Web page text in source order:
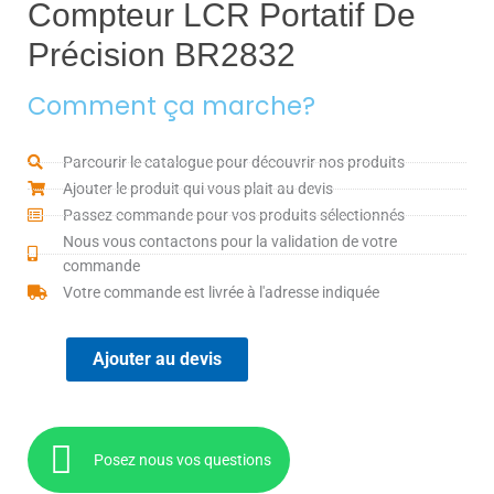
Compteur LCR Portatif De
Précision BR2832
Comment ça marche?
Parcourir le catalogue pour découvrir nos produits
Ajouter le produit qui vous plait au devis
Passez commande pour vos produits sélectionnés
Nous vous contactons pour la validation de votre
commande
Votre commande est livrée à l'adresse indiquée
Ajouter au devis
Posez nous vos questions